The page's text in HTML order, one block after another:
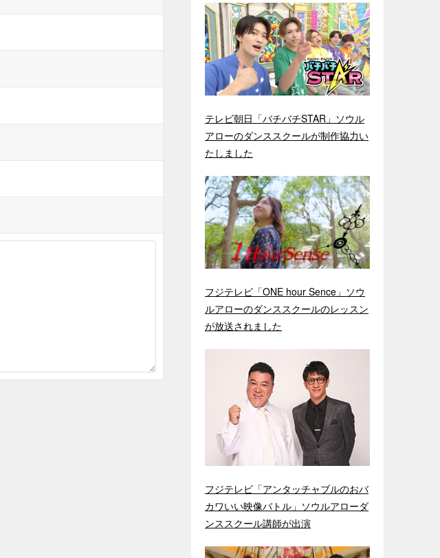
テレビ朝日「バチバチSTAR」ソウル
アローのダンススクールが制作協力い
たしました
フジテレビ「ONE hour Sence」ソウ
ルアローのダンススクールのレッスン
が放送されました
フジテレビ「アンタッチャブルのおバ
カワいい映像バトル」ソウルアローダ
ンススクール講師が出演